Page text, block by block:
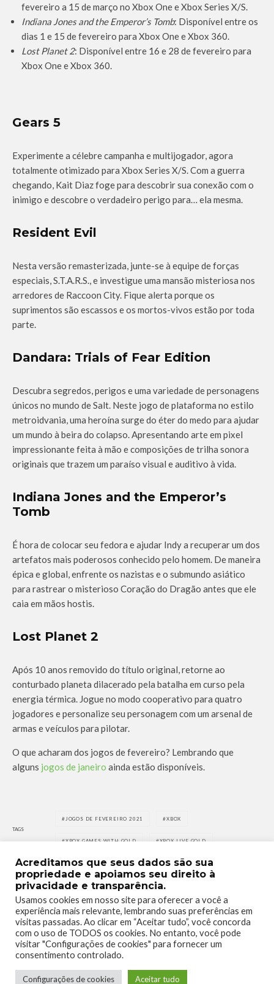
fevereiro a 15 de março no Xbox One e Xbox Series X/S.
Indiana Jones and the Emperor’s Tomb: Disponível entre os
dias 1 e 15 de fevereiro para Xbox One e Xbox 360.
Lost Planet 2: Disponível entre 16 e 28 de fevereiro para
Xbox One e Xbox 360.
Gears 5
Experimente a célebre campanha e multijogador, agora
totalmente otimizado para Xbox Series X/S. Com a guerra
chegando, Kait Diaz foge para descobrir sua conexão com o
inimigo e descobre o verdadeiro perigo para… ela mesma.
Resident Evil
Nesta versão remasterizada, junte-se à equipe de forças
especiais, S.T.A.R.S., e investigue uma mansão misteriosa nos
arredores de Raccoon City. Fique alerta porque os
suprimentos são escassos e os mortos-vivos estão por toda
parte.
Dandara: Trials of Fear Edition
Descubra segredos, perigos e uma variedade de personagens
únicos no mundo de Salt. Neste jogo de plataforma no estilo
metroidvania, uma heroína surge do éter do medo para ajudar
um mundo à beira do colapso. Apresentando arte em pixel
impressionante feita à mão e composições de trilha sonora
originais que trazem um paraíso visual e auditivo à vida.
Indiana Jones and the Emperor’s
Tomb
É hora de colocar seu fedora e ajudar Indy a recuperar um dos
artefatos mais poderosos conhecido pelo homem. De maneira
épica e global, enfrente os nazistas e o submundo asiático
para rastrear o misterioso Coração do Dragão antes que ele
caia em mãos hostis.
Lost Planet 2
Após 10 anos removido do título original, retorne ao
conturbado planeta dilacerado pela batalha em curso pela
energia térmica. Jogue no modo cooperativo para quatro
jogadores e personalize seu personagem com um arsenal de
armas e veículos para pilotar.
O que acharam dos jogos de fevereiro? Lembrando que
alguns jogos de janeiro ainda estão disponíveis.
TAGS
JOGOS DE FEVEREIRO 2021 XBOX
XBOX GAMES WITH GOLD XBOX LIVE GOLD
1 0
Acreditamos que seus dados são sua
propriedade e apoiamos seu direito à
privacidade e transparência.
Usamos cookies em nosso site para oferecer a você a
experiência mais relevante, lembrando suas preferências em
visitas passadas. Ao clicar em “Aceitar tudo”, você concorda
com o uso de TODOS os cookies. No entanto, você pode
visitar "Configurações de cookies" para fornecer um
consentimento controlado.
Configurações de cookies Aceitar tudo